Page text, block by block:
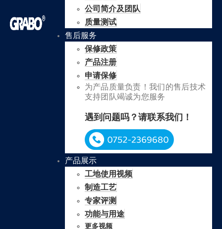
公司简介及团队
质量测试
售后服务
保修政策
产品注册
申请保修
为产品质量负责！我们的售后技术
支持团队竭诚为您服务
遇到问题吗？请联系我们！
产品展示
工地使用视频
制造工艺
专家评测
功能与用途
更多视频